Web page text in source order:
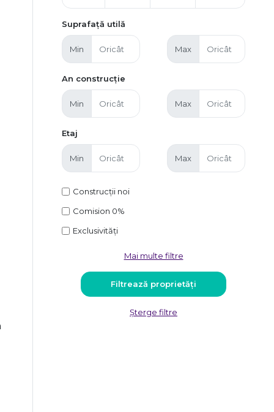
Suprafață utilă
Min Max
An construcție
Min Max
Etaj
Min Max
Construcții noi
Comision 0%
Exclusivități
Mai multe filtre
Șterge filtre